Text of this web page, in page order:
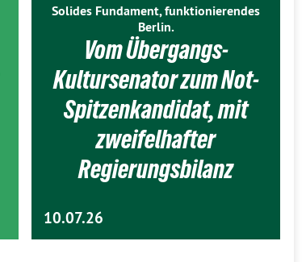
Solides Fundament, funktionierendes
Berlin.
Vom Übergangs-
Kultursenator zum Not-
Spitzenkandidat, mit
zweifelhafter
Regierungsbilanz
10.07.26